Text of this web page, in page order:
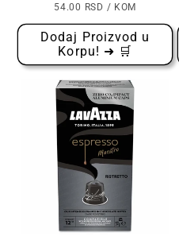
CENA
KOMADU
54.00 RSD / PO
KOM
Dodaj Proizvod u
Korpu! ➜ 🛒